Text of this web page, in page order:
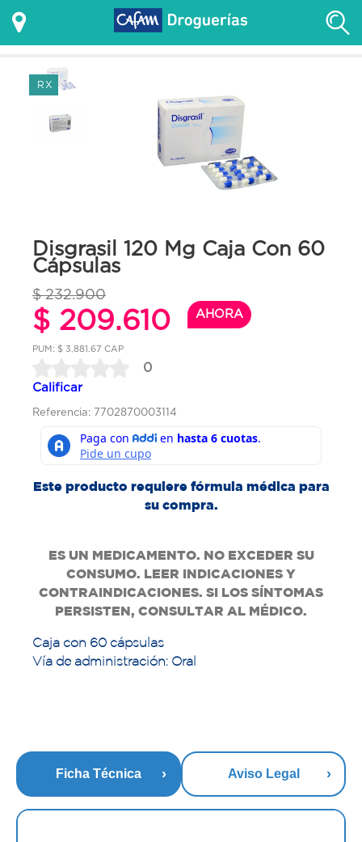
RX
Disgrasil 120 Mg Caja Con 60
Cápsulas
$ 232.900
$ 209.610 AHORA
PUM: $ 3,881.67 CAP
0
Calificar
Referencia: 7702870003114
Este producto requiere fórmula médica para
su compra.
ES UN MEDICAMENTO. NO EXCEDER SU
CONSUMO. LEER INDICACIONES Y
CONTRAINDICACIONES. SI LOS SÍNTOMAS
PERSISTEN, CONSULTAR AL MÉDICO.
Caja con 60 cápsulas
Vía de administración: Oral
Ficha Técnica Aviso Legal